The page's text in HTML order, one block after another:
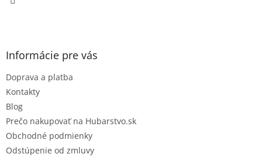
Informácie pre vás
Doprava a platba
Kontakty
Blog
Prečo nakupovať na Hubarstvo.sk
Obchodné podmienky
Odstúpenie od zmluvy